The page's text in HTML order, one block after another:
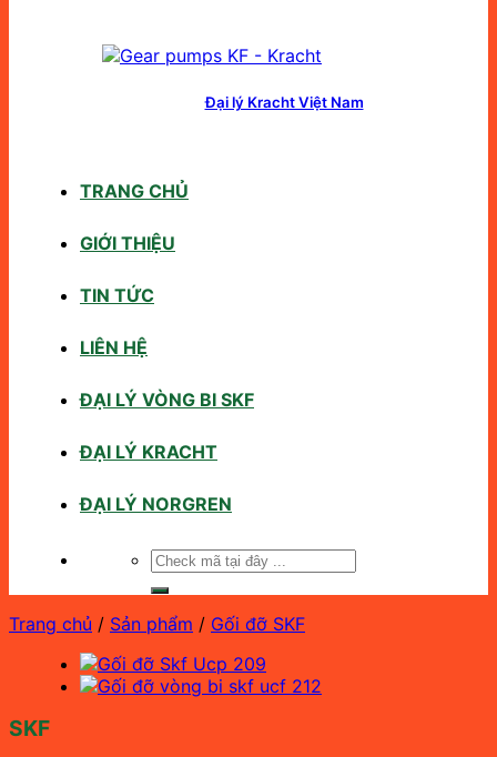
Đại lý Kracht Việt Nam
TRANG CHỦ
GIỚI THIỆU
TIN TỨC
LIÊN HỆ
ĐẠI LÝ VÒNG BI SKF
ĐẠI LÝ KRACHT
ĐẠI LÝ NORGREN
Tìm
Trang chủ / Sản phẩm / Gối đỡ SKF
SKF